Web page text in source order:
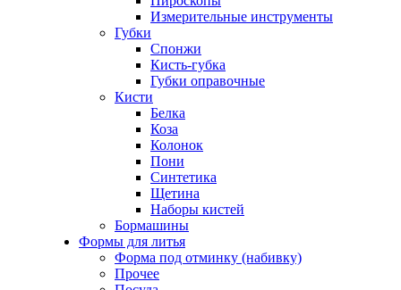
Измерительные инструменты
Губки
Спонжи
Кисть-губка
Губки оправочные
Кисти
Белка
Коза
Колонок
Пони
Синтетика
Щетина
Наборы кистей
Бормашины
Формы для литья
Форма под отминку (набивку)
Прочее